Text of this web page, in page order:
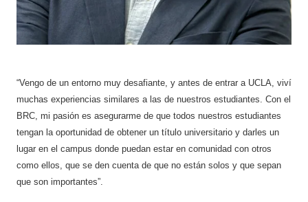
“Vengo de un entorno muy desafiante, y antes de entrar a UCLA, viví
muchas experiencias similares a las de nuestros estudiantes. Con el
BRC, mi pasión es asegurarme de que todos nuestros estudiantes
tengan la oportunidad de obtener un título universitario y darles un
lugar en el campus donde puedan estar en comunidad con otros
como ellos, que se den cuenta de que no están solos y que sepan
que son importantes”.